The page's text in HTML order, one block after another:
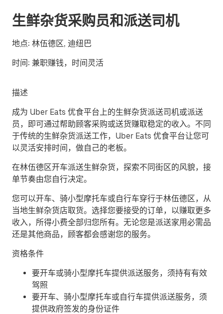
生鲜杂货采购员和派送司机
地点: 林伍德区, 迪纽巴
时间: 兼职赚钱，时间灵活
描述
成为 Uber Eats 优食平台上的生鲜杂货派送司机或派送
员，即可通过帮助顾客采购或送货赚取稳定的收入。不同
于传统的生鲜杂货派送工作，Uber Eats 优食平台让您可
以灵活安排时间，做自己的老板。
在林伍德区开车派送生鲜杂货，探索不同街区的风貌，接
单节奏由您自行决定。
您可以开车、骑小型摩托车或自行车穿行于林伍德区，从
当地生鲜杂货店取货。选择您要接受的订单，以赚取更多
收入，所得小费全部归您所有。无论您是派送家用必需品
还是其他商品，顾客都会感谢您的服务。
资格条件
要开车或骑小型摩托车提供派送服务，须持有有效
驾照
要开车、骑小型摩托车或自行车提供派送服务，须
提供政府签发的身份证件